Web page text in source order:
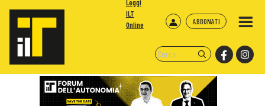
ABBONATI
Leggi
ILT
Online